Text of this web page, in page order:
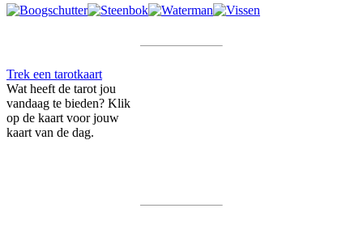
Trek een tarotkaart
Wat heeft de tarot jou
vandaag te bieden? Klik
op de kaart voor jouw
kaart van de dag.